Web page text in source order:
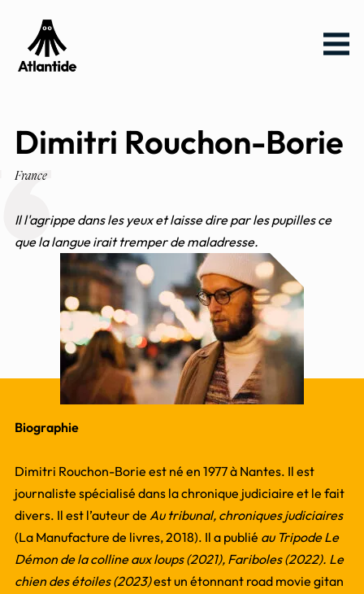
Aller
au
menu
Aller au
contenu
Menu
Dimitri Rouchon-Borie
France
Il l'agrippe dans les yeux et laisse dire par les pupilles ce
que la langue irait tremper de maladresse.
Biographie
Dimitri Rouchon-Borie est né en 1977 à Nantes. Il est
journaliste spécialisé dans la chronique judiciaire et le fait
divers. Il est l’auteur de Au tribunal, chroniques judiciaires
(La Manufacture de livres, 2018). Il a publié au Tripode Le
Démon de la colline aux loups (2021), Fariboles (2022). Le
chien des étoiles (2023)est un étonnant road movie gitan